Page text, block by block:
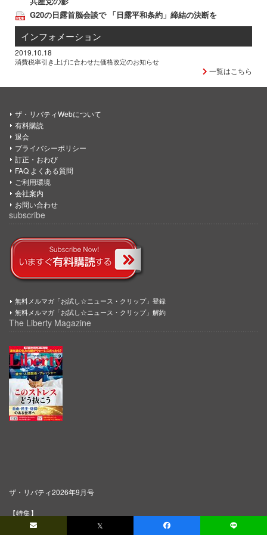
G20の日露首脳会談で 「日露平和条約」締結の決断を
インフォメーション
2019.10.18
消費税率引き上げに合わせた価格改定のお知らせ
一覧はこちら
𝕏
ザ・リバティWebについて
有料購読
退会
プライバシーポリシー
訂正・おわび
FAQ よくある質問
ご利用環境
会社案内
お問い合わせ
subscribe
無料メルマガ「お試し☆ニュース・クリップ」登録
無料メルマガ「お試し☆ニュース・クリップ」解約
The Liberty Magazine
ザ・リバティ2026年9月号
【特集】
◎ 疲労・人間関係・プレッシャー このストレスどう抜こう